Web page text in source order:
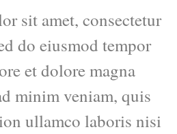
sit amet, consectetur
do eiusmod tempor
et dolore magna
minim veniam, quis
ullamco laboris nisi